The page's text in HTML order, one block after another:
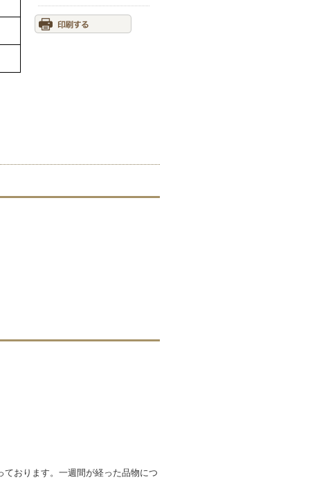
おります。一週間が経った品物につ